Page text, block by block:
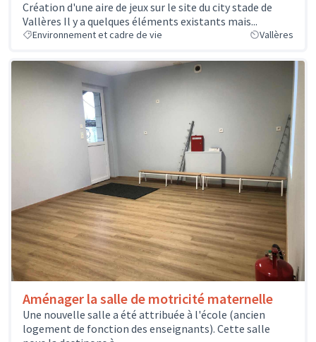
Création d'une aire de jeux sur le site du city stade de
Vallères Il y a quelques éléments existants mais...
Environnement et cadre de vie Vallères
Aménager la salle de motricité maternelle
Une nouvelle salle a été attribuée à l'école (ancien
logement de fonction des enseignants). Cette salle